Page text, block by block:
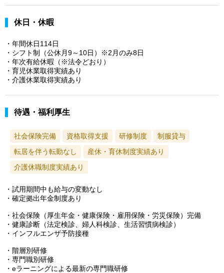
休日・休暇
・年間休日114日
・シフト制（公休月9～10日）※2月のみ8日
・年次有給休暇（※法令どおり）
・育児休業取得実績あり
・介護休業取得実績あり
待遇・福利厚生
社会保険完備 資格取得支援 研修制度
制服貸与
転居を伴う転勤なし
産休・育休制度実績あり
介護休職制度実績あり
・試用期間中も給与の変動なし
・確定拠出年金制度あり
・社会保険（厚生年金・健康保険・雇用保険・労災保険）完備
・健康診断（法定検診、婦人科検診、生活習慣病検診）
・インフルエンザ予防接種
・階層別研修
・専門職別研修
・eラーニングによる最新の専門職研修